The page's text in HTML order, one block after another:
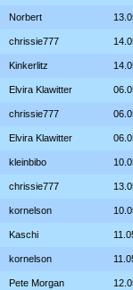
Norbert
chrissie777
Kinkerlitz
Elvira Klawitter
chrissie777
Elvira Klawitter
kleinbibo
chrissie777
kornelson
Kaschi
kornelson
Pete Morgan